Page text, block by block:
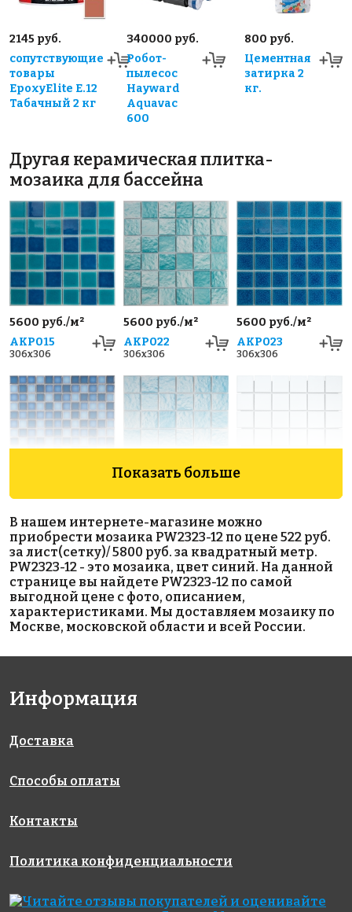
2145 руб.
сопутствующие
товары
EpoxyElite E.12
Табачный 2 кг
340000 руб.
Робот-
пылесос
Hayward
Aquavac
600
800 руб.
Цементная
затирка 2
кг.
Другая керамическая плитка-
мозаика для бассейна
5600 руб./м²
AKP015
306x306
5600 руб./м²
AKP022
306x306
5600 руб./м²
AKP023
306x306
5600 руб./м²
AKP001
300x300
5600 руб./м²
AKP021
306x306
2500 руб./м²
AKP029
306x306
AKP012
306x306
AKP024
306x306
AKP017
AKP011
Показать больше
В нашем интернете-магазине можно
приобрести мозаика PW2323-12 по цене 522 руб.
за лист(сетку)/ 5800 руб. за квадратный метр.
PW2323-12 - это мозаика, цвет синий. На данной
странице вы найдете PW2323-12 по самой
выгодной цене с фото, описанием,
характеристиками. Мы доставляем мозаику по
Москве, московской области и всей России.
Информация
Доставка
Способы оплаты
Контакты
Политика конфиденциальности